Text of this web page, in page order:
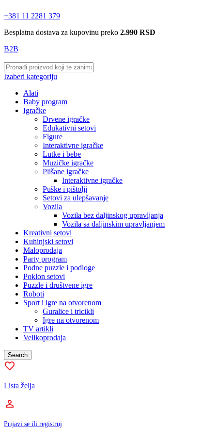
+381 11 2281 379
Besplatna dostava za kupovinu preko 2.990 RSD
B2B
Izaberi kategoriju
Alati
Baby program
Igračke
Drvene igračke
Edukativni setovi
Figure
Interaktivne igračke
Lutke i bebe
Muzičke igračke
Plišane igračke
Interaktivne igračke
Puške i pištolji
Setovi za ulepšavanje
Vozila
Vozila bez daljinskog upravljanja
Vozila sa daljinskim upravljanjem
Kreativni setovi
Kuhinjski setovi
Maloprodaja
Party program
Podne puzzle i podloge
Poklon setovi
Puzzle i društvene igre
Roboti
Sport i igre na otvorenom
Guralice i tricikli
Igre na otvorenom
TV artikli
Velikoprodaja
Search
Lista želja
Prijavi se ili registruj